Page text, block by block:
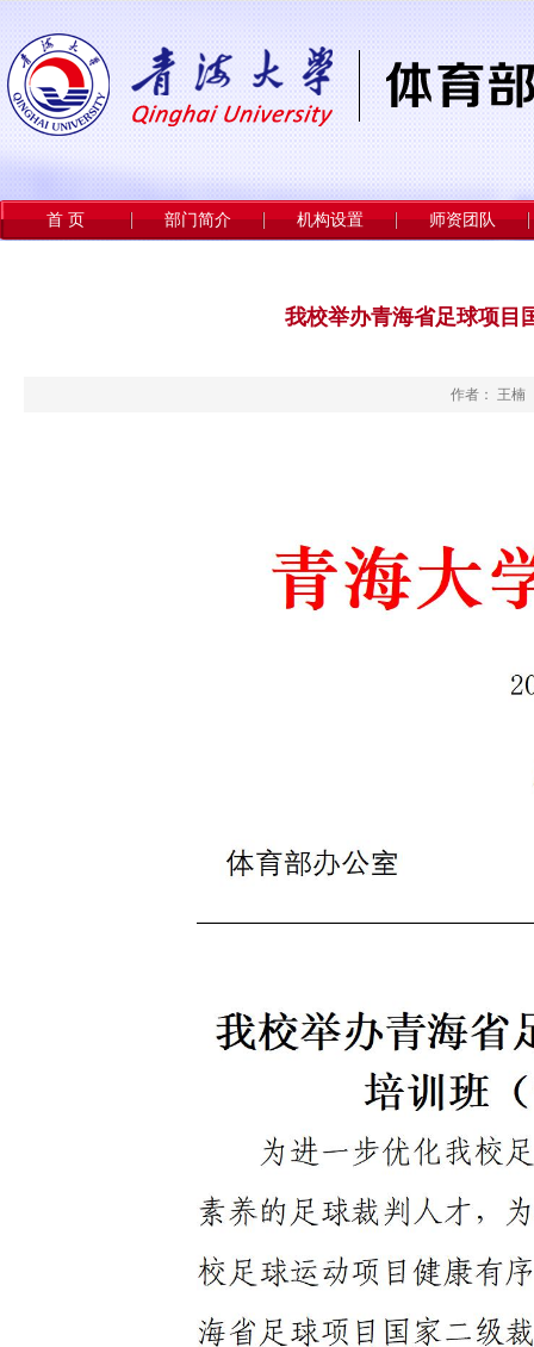
首 页 部门简介 机构设置 师资团队
我校举办青海省足球项目
作者： 王